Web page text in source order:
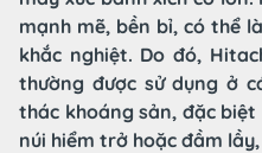
mạnh mẽ, bền bỉ, có thể
khắc nghiệt. Do đó,
thường được sử dụng ở
thác khoáng sản, đặc
núi hiểm trở hoặc đầm